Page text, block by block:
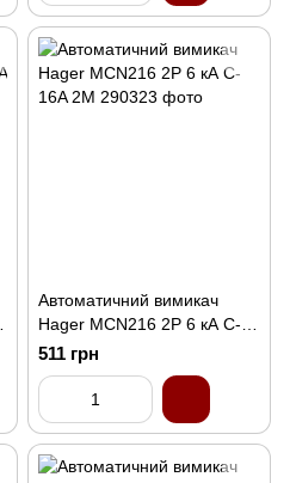
Автоматичний вимикач
Hager MCN216 2P 6 кА C-
16A 2M
511 грн